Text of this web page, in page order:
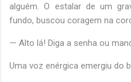
alguém. O estalar de um
fundo, buscou coragem na
— Alto lá! Diga a senha ou
Uma voz enérgica emergiu do